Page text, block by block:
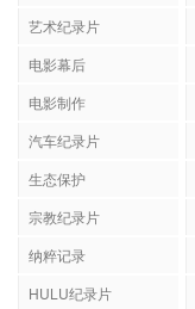
艺术纪录片
电影幕后
电影制作
汽车纪录片
生态保护
宗教纪录片
纳粹记录
HULU纪录片